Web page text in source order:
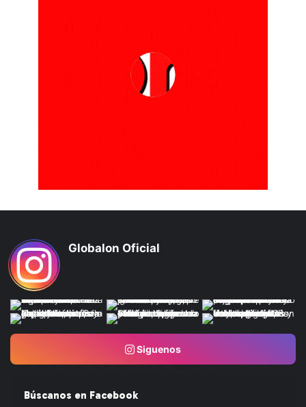
Globalon Oficial
Siguenos
Búscanos en Facebook